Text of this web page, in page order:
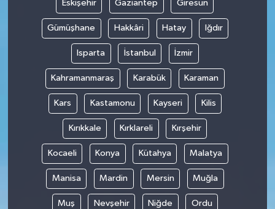
Eskişehir Gaziantep Giresun
Gümüşhane Hakkâri Hatay Iğdır
Isparta İstanbul İzmir
Kahramanmaraş Karabük Karaman
Kars Kastamonu Kayseri Kilis
Kırıkkale Kırklareli Kırşehir
Kocaeli Konya Kütahya Malatya
Manisa Mardin Mersin Muğla
Muş Nevşehir Niğde Ordu